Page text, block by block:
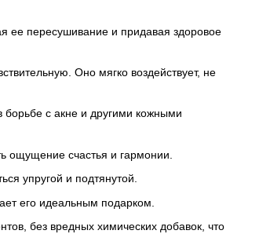
ее пересушивание и придавая здоровое
Оно мягко воздействует, не
борьбе с акне и другими кожными
ощущение счастья и гармонии.
упругой и подтянутой.
его идеальным подарком.
без вредных химических добавок, что